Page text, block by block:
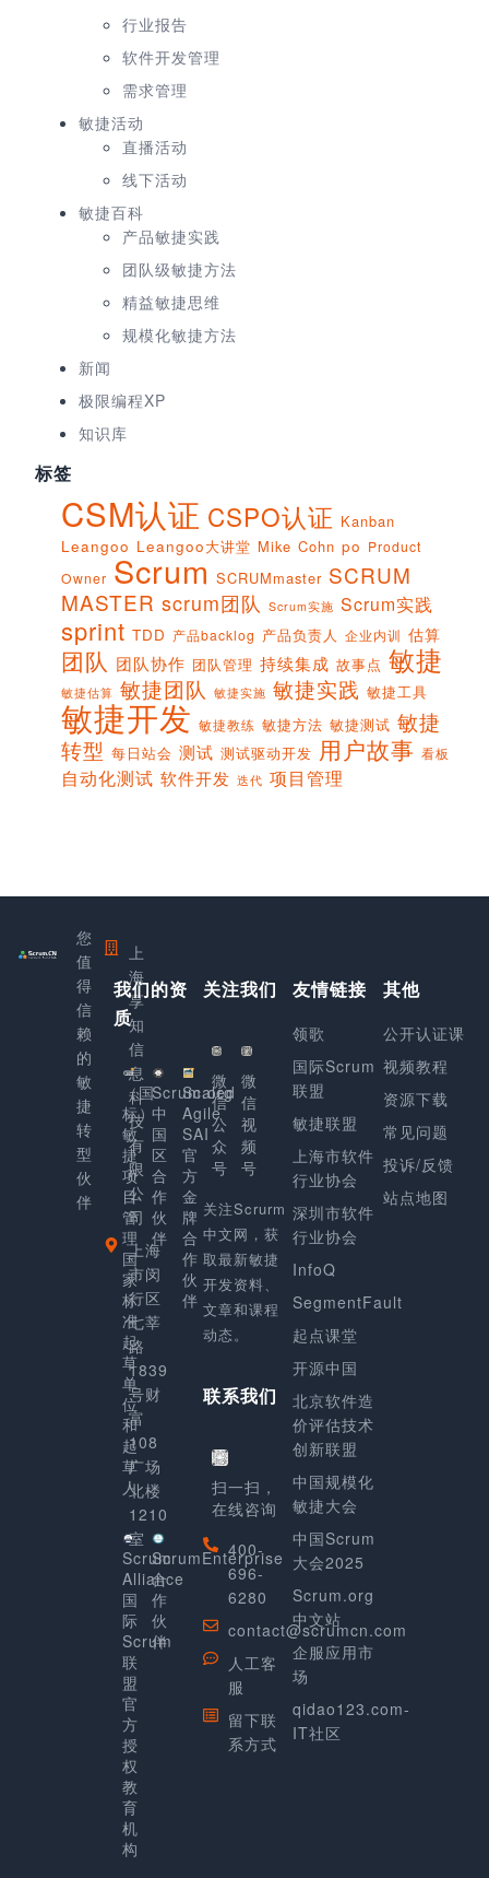
行业报告
软件开发管理
需求管理
敏捷活动
直播活动
线下活动
敏捷百科
产品敏捷实践
团队级敏捷方法
精益敏捷思维
规模化敏捷方法
新闻
极限编程XP
知识库
标签
CSM认证 CSPO认证 Kanban
Leangoo Leangoo大讲堂 Mike Cohn po Product
Owner Scrum SCRUMmaster SCRUM
MASTER scrum团队 Scrum实施 Scrum实践
sprint TDD 产品backlog 产品负责人 企业内训 估算
团队 团队协作 团队管理 持续集成 故事点 敏捷
敏捷估算 敏捷团队 敏捷实施 敏捷实践 敏捷工具
敏捷开发 敏捷教练 敏捷方法 敏捷测试 敏捷
转型 每日站会 测试 测试驱动开发 用户故事 看板
自动化测试 软件开发 迭代 项目管理
您
值
得
信
赖
的
敏
捷
转
型
伙
伴
上
海
享
知
信
息
科
技
有
限
公
司
上海
市闵
行区
七莘
路
1839
号财
富
108
广场
北楼
1210
室
我们的资
质
（国
标）
敏
捷
项
目
管
理
国
家
标
准
起
草
单
位
和
起
草
人
Scrum.org
中
国
区
合
作
伙
伴
Scaled
Agile
SAI
官
方
金
牌
合
作
伙
伴
Scrum
Alliance
国
际
Scrum
联
盟
官
方
授
权
教
育
机
构
ScrumEnterprise
合
作
伙
伴
关注我们
微
信
公
众
号
微
信
视
频
号
关注Scrurm
中文网，获
取最新敏捷
开发资料、
文章和课程
动态。
联系我们
扫一扫，
在线咨询
400-
696-
6280
contact@scrumcn.com
人工客
服
留下联
系方式
友情链接
领歌
国际Scrum
联盟
敏捷联盟
上海市软件
行业协会
深圳市软件
行业协会
InfoQ
SegmentFault
起点课堂
开源中国
北京软件造
价评估技术
创新联盟
中国规模化
敏捷大会
中国Scrum
大会2025
Scrum.org
中文站
企服应用市
场
qidao123.com-
IT社区
其他
公开认证课
视频教程
资源下载
常见问题
投诉/反馈
站点地图